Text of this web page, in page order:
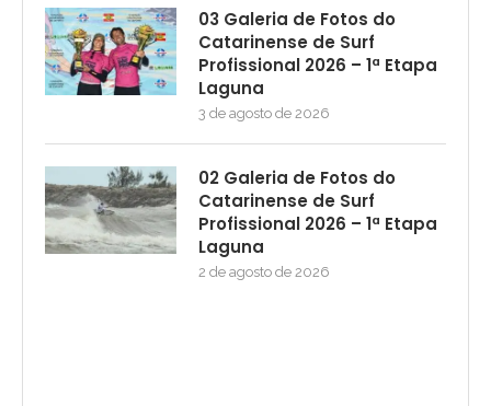
03 Galeria de Fotos do
Catarinense de Surf
Profissional 2026 – 1ª Etapa
Laguna
3 de agosto de 2026
02 Galeria de Fotos do
Catarinense de Surf
Profissional 2026 – 1ª Etapa
Laguna
2 de agosto de 2026